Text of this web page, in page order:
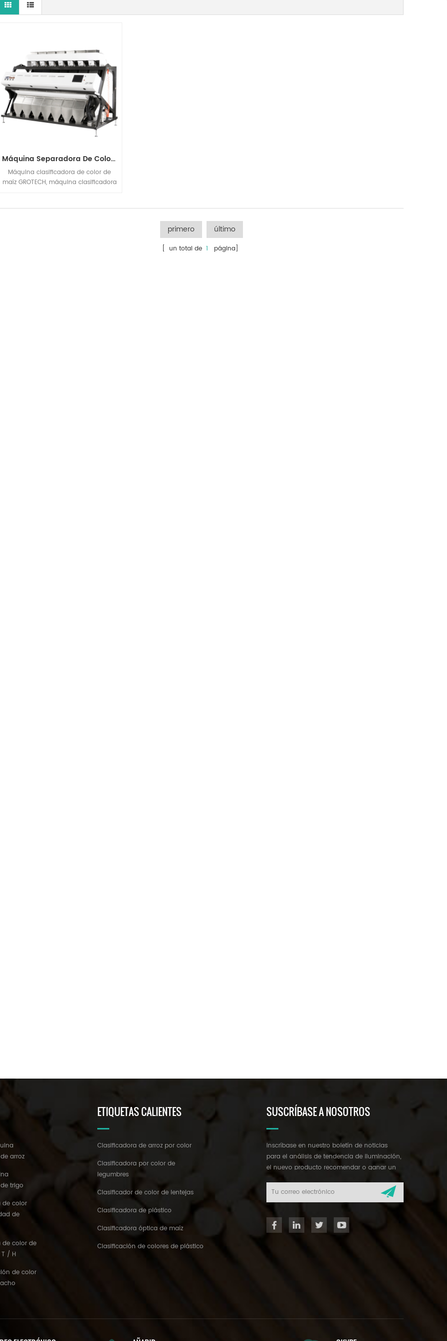
Máquina Separadora De Color De Maíz Y Maíz Máquina Separadora De Color
Máquina clasificadora de color de
maíz GROTECH, máquina clasificadora
primero último
[ un total de 1 página]
arroz
trigo
de color
de
de color de
/ H
de color
ETIQUETAS CALIENTES
Clasificadora de arroz por color
Clasificadora por color de
legumbres
Clasificador de color de lentejas
Clasificadora de plástico
Clasificadora óptica de maíz
Clasificación de colores de plástico
SUSCRÍBASE A NOSOTROS
inscríbase en nuestro boletín de noticias
para el análisis de tendencia de iluminación,
el nuevo producto recomendar o ganar un
regalo misterioso.